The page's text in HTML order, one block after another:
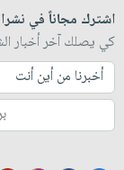
اشترك مجاناً في
كي يصلك آخر أخبار